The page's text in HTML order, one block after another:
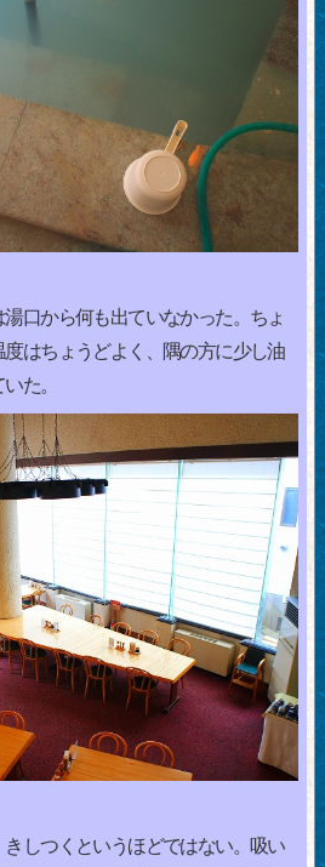
口から何も出ていなかった。ちょ
はちょうどよく、隅の方に少し油
た。
しつくというほどではない。吸い